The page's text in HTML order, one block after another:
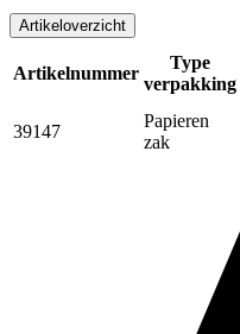
Artikeloverzicht
Artikelnummer
Type
verpakking
39147
Papieren
zak